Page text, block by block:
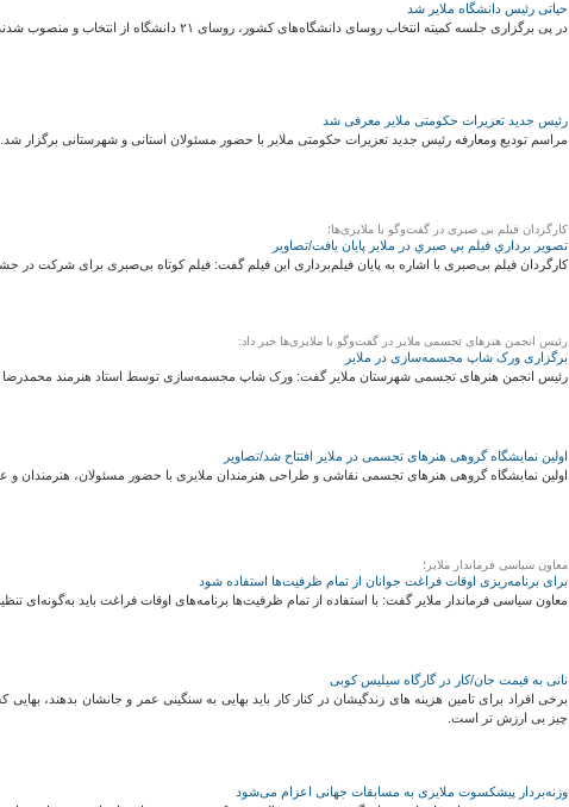
حیاتی رئیس دانشگاه ملایر شد
در پی برگزاری جلسه کمیته انتخاب روسای دانشگاه‌های کشور، روسای ۲۱ دانشگاه از انتخاب و منصوب شدند.
رئیس جدید تعزیرات حکومتی ملایر معرفی شد
مراسم تودیع ومعارفه رئیس جدید تعزیرات حکومتی ملایر با حضور مسئولان استانی و شهرستانی برگزار شد.
کارگردان فیلم بی صبری در گفت‌وگو با ملایری‌ها؛
تصوير برداري فيلم بي صبري در ملایر پایان یافت/تصاویر
کارگردان فیلم بی‌صبری با اشاره به پایان فیلم‌برداری این فیلم گفت: فیلم کوتاه بی‌صبری برای شرکت در
رئیس انجمن هنرهای تجسمی ملایر در گفت‌وگو با ملایری‌ها خبر داد:
برگزاری ورک شاپ مجسمه‌سازی در ملایر
رئیس انجمن هنرهای تجسمی شهرستان ملایر گفت: ورک شاپ مجسمه‌سازی توسط استاد هنرمند محمدرضا
اولین نمایشگاه گروهی هنرهای تجسمی در ملایر افتتاح شد/تصاویر
اولین نمایشگاه گروهی هنرهای تجسمی نقاشی و طراحی هنرمندان ملایری با حضور مسئولان، هنرمندان و
معاون سیاسی فرماندار ملایر؛
برای برنامه‌ریزی اوقات فراغت جوانان از تمام ظرفیت‌ها استفاده شود
معاون سیاسی فرماندار ملایر گفت: با استفاده از تمام ظرفیت‌ها برنامه‌های اوقات فراغت باید به‌گونه‌ای
نانی به قیمت جان/کار در گارگاه سیلیس کوبی
برخی افراد برای تامین هزینه های زندگیشان در کنار کار باید بهایی به سنگینی عمر و جانشان بدهند،
چیز بی ارزش تر است.
وزنه‌بردار پیشکسوت ملایری به مسابقات جهانی اعزام می‌شود